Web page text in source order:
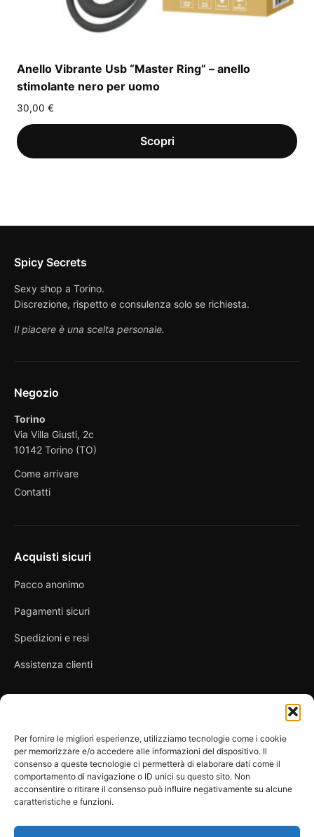
Per fornire le migliori esperienze, utilizziamo tecnologie come i cookie
per memorizzare e/o accedere alle informazioni del dispositivo. Il
consenso a queste tecnologie ci permetterà di elaborare dati come il
comportamento di navigazione o ID unici su questo sito. Non
acconsentire o ritirare il consenso può influire negativamente su alcune
caratteristiche e funzioni.
Anello Vibrante Usb “Master Ring” – anello
stimolante nero per uomo
30,00 €
Spicy Secrets
Sexy shop a Torino.
Discrezione, rispetto e consulenza solo se richiesta.
Il piacere è una scelta personale.
Negozio
Torino
Via Villa Giusti, 2c
10142 Torino (TO)
Come arrivare
Contatti
Acquisti sicuri
Pacco anonimo
Pagamenti sicuri
Spedizioni e resi
Assistenza clienti
Privacy Policy
Condizioni di vendita